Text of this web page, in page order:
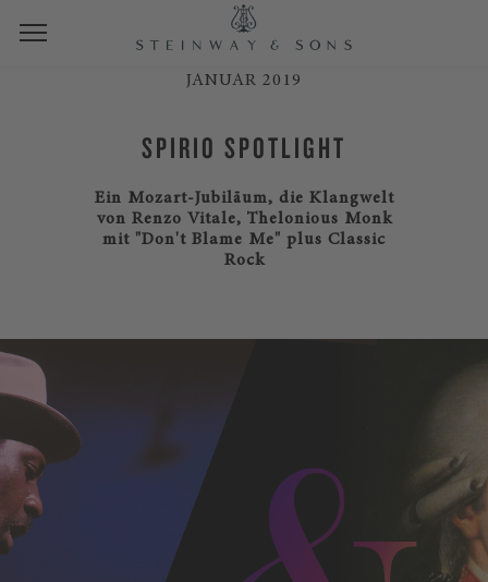
JANUAR 2019
SPIRIO SPOTLIGHT
Ein Mozart-Jubiläum, die Klangwelt
von Renzo Vitale, Thelonious Monk
mit "Don't Blame Me" plus Classic
Rock